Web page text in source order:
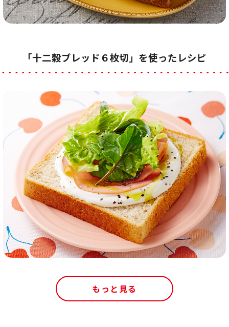
「十二穀ブレッド６枚切」を使ったレシピ
もっと見る